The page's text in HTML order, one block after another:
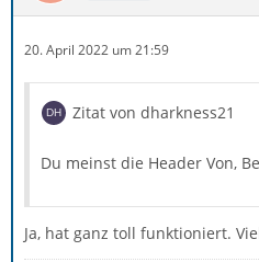
20. April 2022 um 21:59
Zitat von dharkness21
Du meinst die Header Von,
Ja, hat ganz toll funktioniert.